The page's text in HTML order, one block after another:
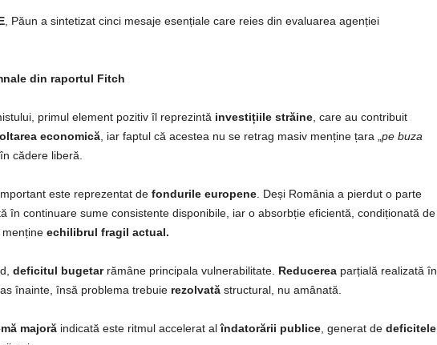
, Păun a sintetizat cinci mesaje esențiale care reies din evaluarea agenției
din raportul Fitch
primul element pozitiv îl reprezintă investițiile străine, care au contribuit
economică, iar faptul că acestea nu se retrag masiv menține țara „ pe buza
cădere liberă.
este reprezentat de fondurile europene. Deși România a pierdut o parte
în continuare sume consistente disponibile, iar o absorbție eficientă, condiționată de
echilibrul fragil actual.
deficitul bugetarrămâne principala vulnerabilitate. Reducereaparțială realizată în
înainte, însă problema trebuie rezolvatăstructural, nu amânată.
majorăindicată este ritmul accelerat alîndatorării publice, generat de deficitele